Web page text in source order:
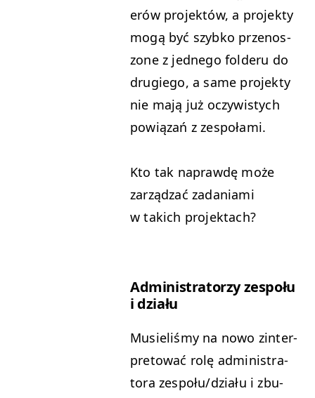
erów pro­jek­tów, a pro­jek­ty
mogą być szy­bko przenos­
zone z jed­nego folderu do
drugiego, a same pro­jek­ty
nie mają już oczy­wistych
pow­iązań z zespołami.
Kto tak naprawdę może
zarządzać zada­ni­a­mi
w takich projektach?
Admin­is­tra­torzy zespołu
i działu
Musieliśmy na nowo zin­ter­
pre­tować rolę admin­is­tra­
to­ra zespołu/działu i zbu­